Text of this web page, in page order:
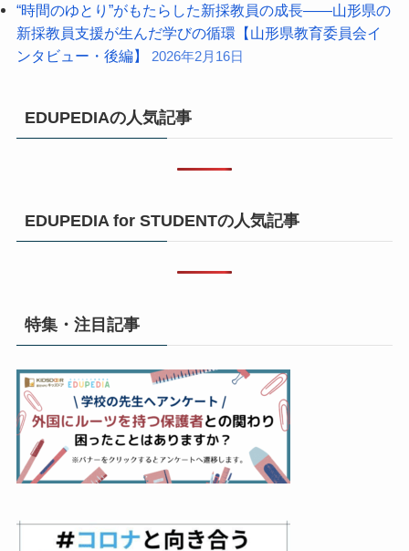
“時間のゆとり”がもたらした新採教員の成長――山形県の
新採教員支援が生んだ学びの循環【山形県教育委員会イ
ンタビュー・後編】
2026年2月16日
EDUPEDIAの人気記事
EDUPEDIA for STUDENTの人気記事
特集・注目記事